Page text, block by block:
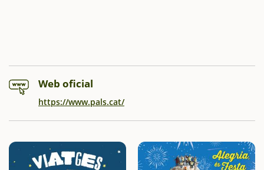
Web oficial
https://www.pals.cat/